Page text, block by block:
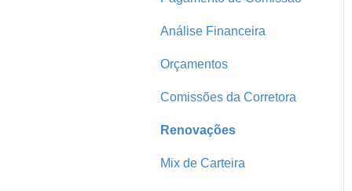
Sinistros
Parcelas Atrasadas
Análise Financeira
Orçamentos
Comissões da Corretora
Renovações
Mix de Carteira